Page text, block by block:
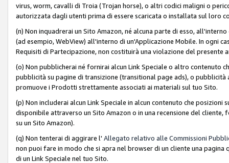
virus, worm, cavalli di Troia (Trojan horse), o altri codici maligni o
autorizzata dagli utenti prima di essere scaricata o installata sul loro
(n) Non inquadrerai un Sito Amazon, né alcuna parte di esso,
(ad esempio, WebView) all'interno di un'Applicazione Mobile. In ogni
Requisiti di Partecipazione, non costituirà una violazione del presente
(o) Non pubblicherai né fornirai alcun Link Speciale o altro contenuto
pubblicità su pagine di transizione (transitional page ads), o
promuove i Prodotti strettamente associati ai materiali sul tuo Sito.
(p) Non includerai alcun Link Speciale in alcun contenuto che
disponibile attraverso un Sito Amazon o in una recensione del
su un Sito Amazon).
(q) Non tenterai di aggirare l' Allegato relativo alle Commissioni
non puoi fare in modo che si apra nel browser di un cliente una
di un Link Speciale nel tuo Sito.